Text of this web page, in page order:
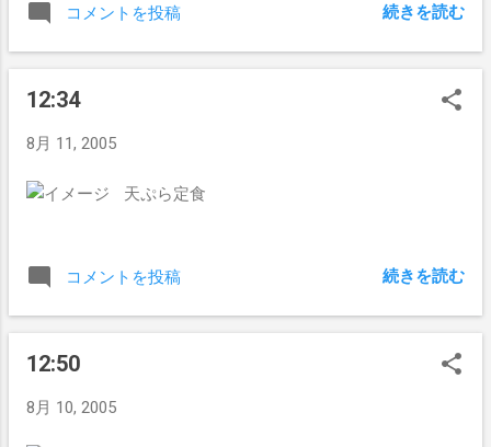
コメントを投稿 続きを読む
12:34
8月 11, 2005
天ぷら定食
コメントを投稿 続きを読む
12:50
8月 10, 2005